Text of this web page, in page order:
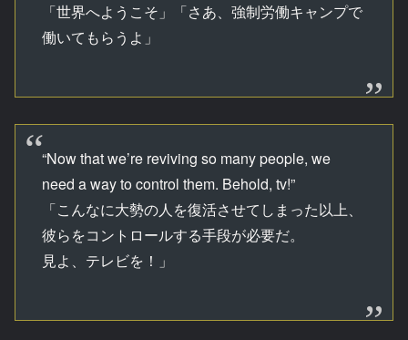
「世界へようこそ」「さあ、強制労働キャンプで
働いてもらうよ」
“Now that we’re reviving so many people, we
need a way to control them. Behold, tv!”
「こんなに大勢の人を復活させてしまった以上、
彼らをコントロールする手段が必要だ。
見よ、テレビを！」